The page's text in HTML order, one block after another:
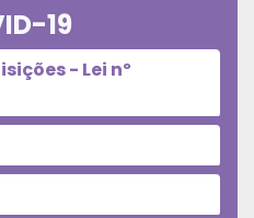
19
- Lei nº